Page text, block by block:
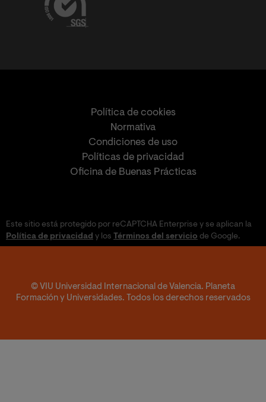
Política de cookies
Normativa
Condiciones de uso
Políticas de privacidad
Oficina de Buenas Prácticas
Este sitio está protegido por reCAPTCHA Enterprise y se aplican la
Política de privacidad y los Términos del servicio de Google.
© VIU Universidad Internacional de Valencia. Planeta
Formación y Universidades. Todos los derechos reservados